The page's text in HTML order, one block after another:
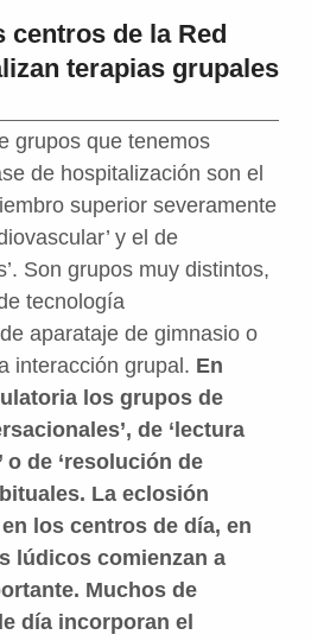
de la Red
terapias grupales
grupos que tenemos
de hospitalización son el
superior severamente
y el de
Son grupos muy distintos,
tecnología
aparataje de gimnasio o
interacción grupal. En
los grupos de
de ‘lectura
o de ‘resolución de
La eclosión
los centros de día, en
lúdicos comienzan a
Muchos de
día incorporan el